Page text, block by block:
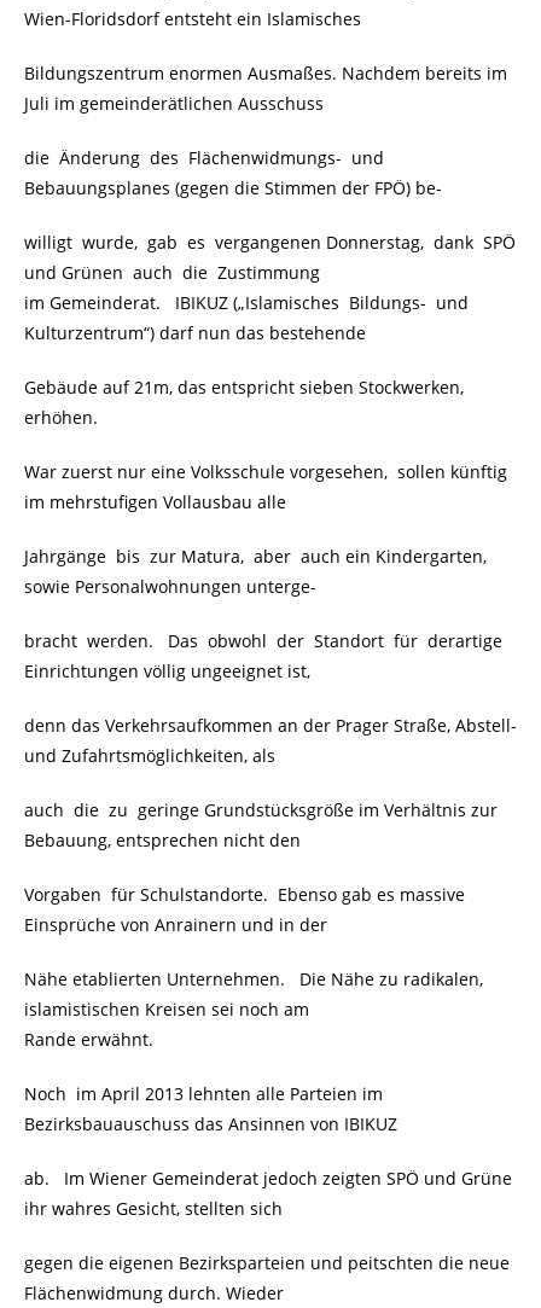
Wien-Floridsdorf entsteht ein Islamisches
Bildungszentrum enormen Ausmaßes. Nachdem bereits im
Juli im gemeinderätlichen Ausschuss
die Änderung des Flächenwidmungs- und
Bebauungsplanes (gegen die Stimmen der FPÖ) be-
willigt wurde, gab es vergangenen Donnerstag, dank SPÖ
und Grünen auch die Zustimmung
im Gemeinderat. IBIKUZ („Islamisches Bildungs- und
Kulturzentrum“) darf nun das bestehende
Gebäude auf 21m, das entspricht sieben Stockwerken,
erhöhen.
War zuerst nur eine Volksschule vorgesehen, sollen künftig
im mehrstufigen Vollausbau alle
Jahrgänge bis zur Matura, aber auch ein Kindergarten,
sowie Personalwohnungen unterge-
bracht werden. Das obwohl der Standort für derartige
Einrichtungen völlig ungeeignet ist,
denn das Verkehrsaufkommen an der Prager Straße, Abstell-
und Zufahrtsmöglichkeiten, als
auch die zu geringe Grundstücksgröße im Verhältnis zur
Bebauung, entsprechen nicht den
Vorgaben für Schulstandorte. Ebenso gab es massive
Einsprüche von Anrainern und in der
Nähe etablierten Unternehmen. Die Nähe zu radikalen,
islamistischen Kreisen sei noch am
Rande erwähnt.
Noch im April 2013 lehnten alle Parteien im
Bezirksbauauschuss das Ansinnen von IBIKUZ
ab. Im Wiener Gemeinderat jedoch zeigten SPÖ und Grüne
ihr wahres Gesicht, stellten sich
gegen die eigenen Bezirksparteien und peitschten die neue
Flächenwidmung durch. Wieder